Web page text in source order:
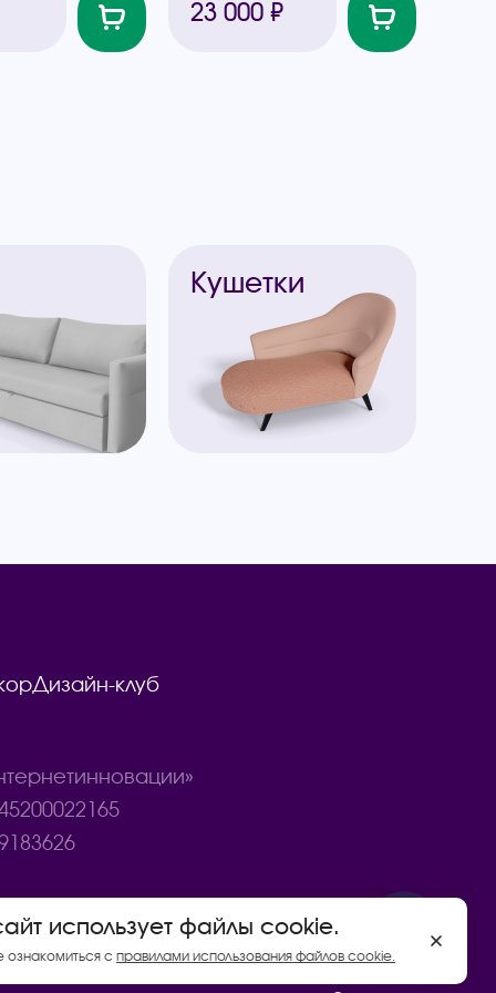
23 000 ₽
Кушетки
использует файлы cookie.
ознакомиться с правилами использования файлов cookie.
Дизайн-клуб
Договор купли - продажи товаров